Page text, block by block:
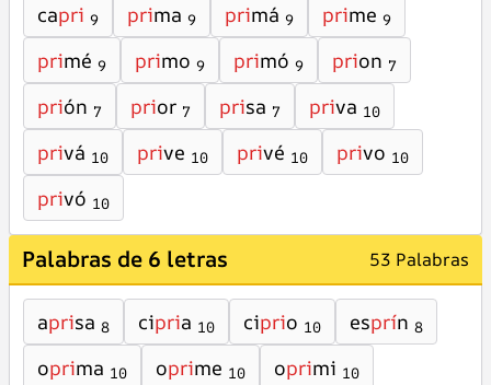
capri 9 prima 9 primá 9 prime 9
primé 9 primo 9 primó 9 prion 7
prión 7 prior 7 prisa 7 priva 10
privá 10 prive 10 privé 10 privo 10
privó 10
Palabras de 6 letras 53 Palabras
aprisa 8 cipria 10 ciprio 10 esprín 8
oprima 10 oprime 10 oprimi 10